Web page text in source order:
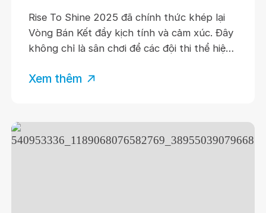
Rise To Shine 2025 đã chính thức khép lại
Vòng Bán Kết đầy kịch tính và cảm xúc. Đây
không chỉ là sân chơi để các đội thi thể hiện
thử thách, mài giũa và bứt phá mạnh mẽ
Xem thêm